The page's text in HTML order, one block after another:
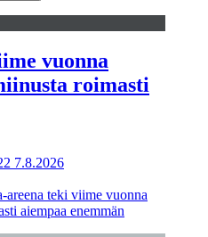
vuonna
roimasti
7.8.2026
teki viime vuonna
aiempaa enemmän